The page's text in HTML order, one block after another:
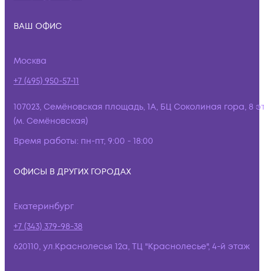
ВАШ ОФИС
Москва
+7 (495) 950-57-11
107023, Семёновская площадь, 1А, БЦ Соколиная гора, 8
(м. Семёновская)
Время работы: пн-пт, 9:00 - 18:00
ОФИСЫ В ДРУГИХ ГОРОДАХ
Екатеринбург
+7 (343) 379-98-38
620110, ул.Краснолесья 12а, ТЦ "Краснолесье", 4-й этаж